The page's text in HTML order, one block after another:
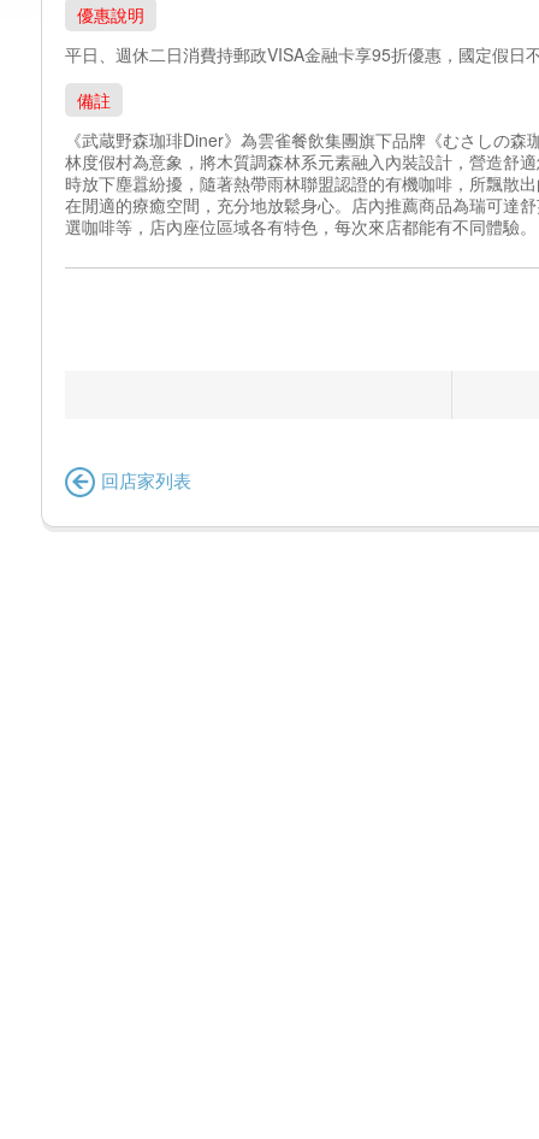
優惠說明
平日、週休二日消費持郵政VISA金融卡享95折優惠，國定假日
備註
《武蔵野森珈琲Diner》為雲雀餐飲集團旗下品牌《むさしの
林度假村為意象，將木質調森林系元素融入內裝設計，營造舒
時放下塵囂紛擾，隨著熱帶雨林聯盟認證的有機咖啡，所飄散
在閒適的療癒空間，充分地放鬆身心。店內推薦商品為瑞可達
選咖啡等，店內座位區域各有特色，每次來店都能有不同體驗。
回店家列表